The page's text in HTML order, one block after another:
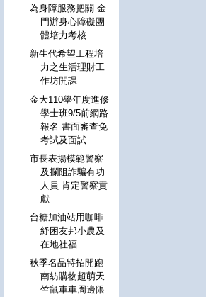
為身障服務把關 金
門辦身心障礙團
體培力考核
新生代希望工程培
力之生活理財工
作坊開課
金大110學年度進修
學士班9/5前網路
報名 書面審查免
考試及面試
市長表揚模範警察
及攔阻詐騙有功
人員 肯定警察貢
獻
台糖加油站用咖啡
紓困友邦小農及
在地社福
秋季名品特招開跑
南紡購物超萌天
竺鼠車車周邊限